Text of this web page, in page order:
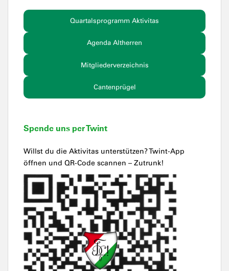
Quartalsprogramm Aktivitas
Agenda Altherren
Mitgliederverzeichnis
Cantenprügel
Spende uns per Twint
Willst du die Aktivitas unterstützen? Twint-App
öffnen und QR-Code scannen – Zutrunk!